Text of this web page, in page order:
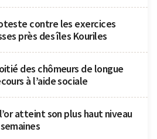
contre les exercices
près des îles Kouriles
des chômeurs de longue
à l’aide sociale
atteint son plus haut niveau